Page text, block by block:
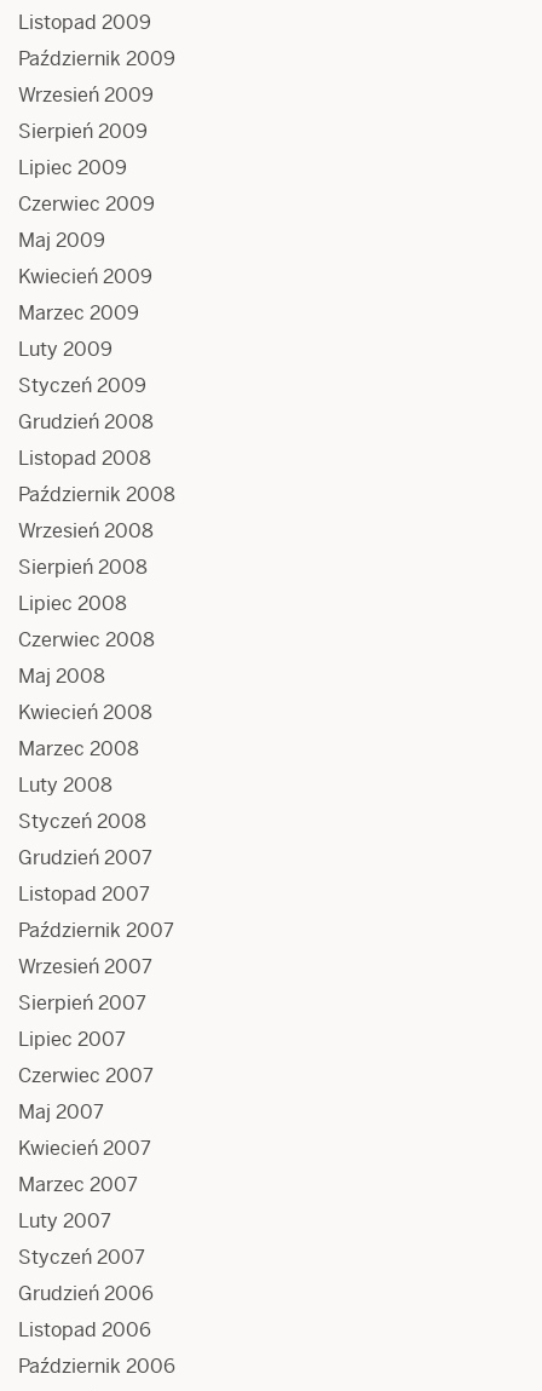
Listopad 2009
Październik 2009
Wrzesień 2009
Sierpień 2009
Lipiec 2009
Czerwiec 2009
Maj 2009
Kwiecień 2009
Marzec 2009
Luty 2009
Styczeń 2009
Grudzień 2008
Listopad 2008
Październik 2008
Wrzesień 2008
Sierpień 2008
Lipiec 2008
Czerwiec 2008
Maj 2008
Kwiecień 2008
Marzec 2008
Luty 2008
Styczeń 2008
Grudzień 2007
Listopad 2007
Październik 2007
Wrzesień 2007
Sierpień 2007
Lipiec 2007
Czerwiec 2007
Maj 2007
Kwiecień 2007
Marzec 2007
Luty 2007
Styczeń 2007
Grudzień 2006
Listopad 2006
Październik 2006